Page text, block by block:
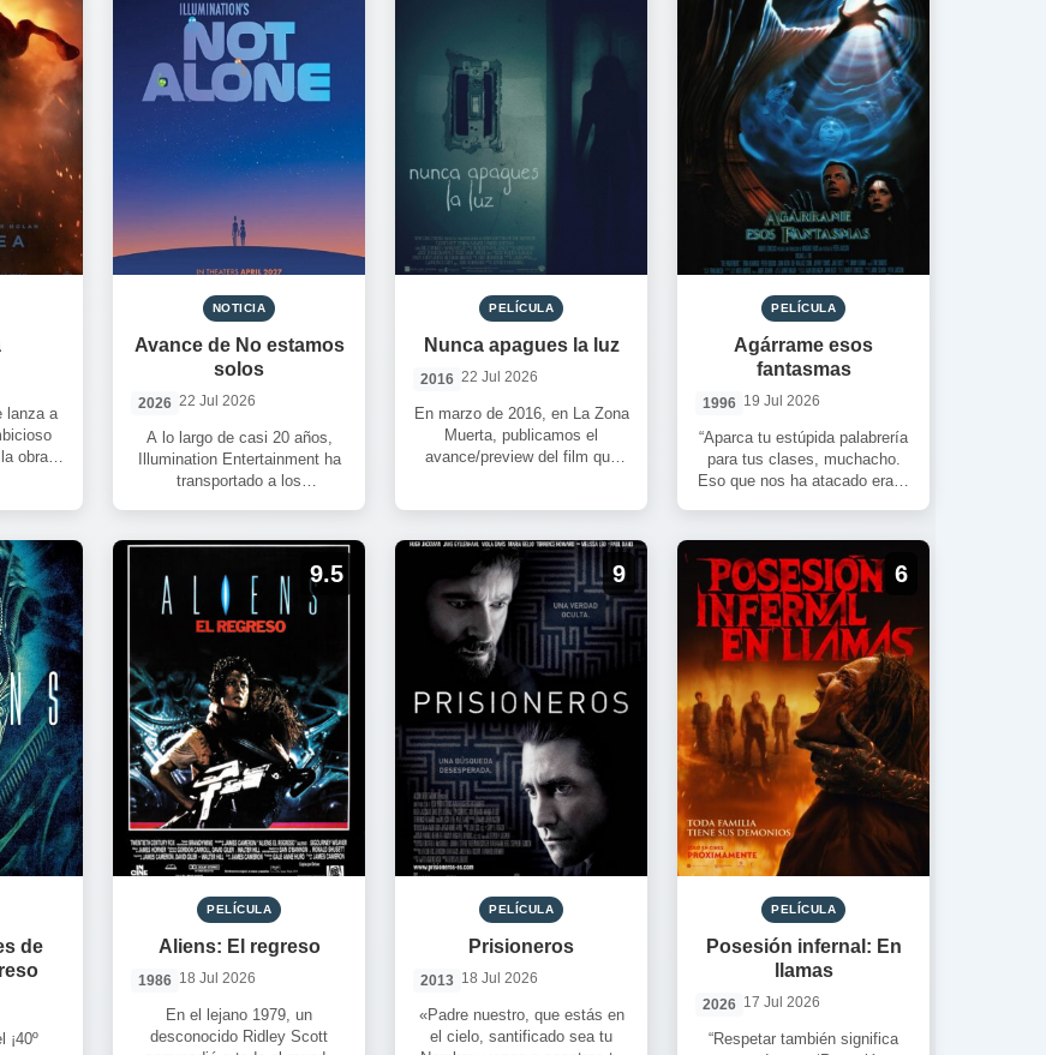
lanza a
obra
NOTICIA
Avance de No estamos
solos
2026 22 Jul 2026
A lo largo de casi 20 años,
Illumination Entertainment ha
transportado a los
PELÍCULA
Nunca apagues la luz
2016 22 Jul 2026
En marzo de 2016, en La Zona
Muerta, publicamos el
avance/preview del film que
PELÍCULA
Agárrame esos
fantasmas
1996 19 Jul 2026
“Aparca tu estúpida palabrería
para tus clases, muchacho.
Eso que nos ha atacado era la
de
¡40º
9.5
PELÍCULA
Aliens: El regreso
1986 18 Jul 2026
En el lejano 1979, un
desconocido Ridley Scott
9
PELÍCULA
Prisioneros
2013 18 Jul 2026
«Padre nuestro, que estás en
el cielo, santificado sea tu
6
PELÍCULA
Posesión infernal: En
llamas
2026 17 Jul 2026
“Respetar también significa